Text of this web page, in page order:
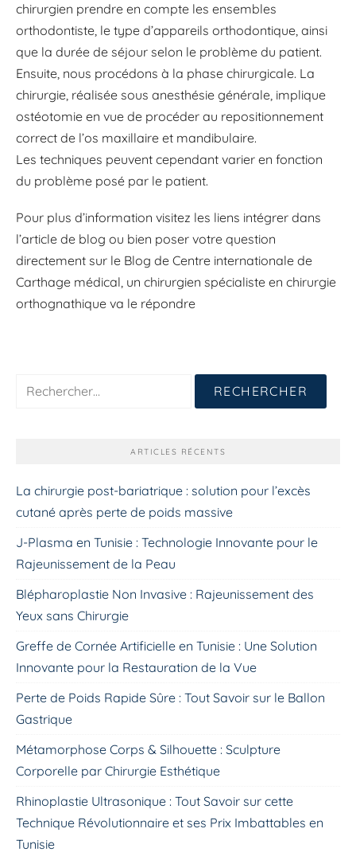
chirurgien prendre en compte les ensembles
orthodontiste, le type d’appareils orthodontique, ainsi
que la durée de séjour selon le problème du patient.
Ensuite, nous procédons à la phase chirurgicale. La
chirurgie, réalisée sous anesthésie générale, implique
ostéotomie en vue de procéder au repositionnement
correct de l’os maxillaire et mandibulaire.
Les techniques peuvent cependant varier en fonction
du problème posé par le patient.
Pour plus d’information visitez les liens intégrer dans
l’article de blog ou bien poser votre question
directement sur le Blog de Centre internationale de
Carthage médical, un chirurgien spécialiste en chirurgie
orthognathique va le répondre
Rechercher :
ARTICLES RÉCENTS
La chirurgie post-bariatrique : solution pour l’excès
cutané après perte de poids massive
J-Plasma en Tunisie : Technologie Innovante pour le
Rajeunissement de la Peau
Blépharoplastie Non Invasive : Rajeunissement des
Yeux sans Chirurgie
Greffe de Cornée Artificielle en Tunisie : Une Solution
Innovante pour la Restauration de la Vue
Perte de Poids Rapide Sûre : Tout Savoir sur le Ballon
Gastrique
Métamorphose Corps & Silhouette : Sculpture
Corporelle par Chirurgie Esthétique
Rhinoplastie Ultrasonique : Tout Savoir sur cette
Technique Révolutionnaire et ses Prix Imbattables en
Tunisie